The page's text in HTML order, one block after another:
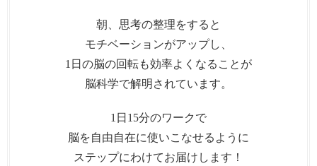
朝、思考の整理をすると
モチベーションがアップし、
1日の脳の回転も効率よくなることが
脳科学で解明されています。
1日15分のワークで
脳を自由自在に使いこなせるように
ステップにわけてお届けします！